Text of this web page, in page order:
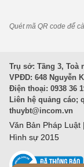
Quét mã QR code để
Trụ sở: Tầng 3, Toà
VPĐD: 648 Nguyễn
Điện thoại: 0938 36
Liên hệ quảng cáo;
thuybt@incom.vn
Văn Bản Pháp Luật |
Hình sự 2015